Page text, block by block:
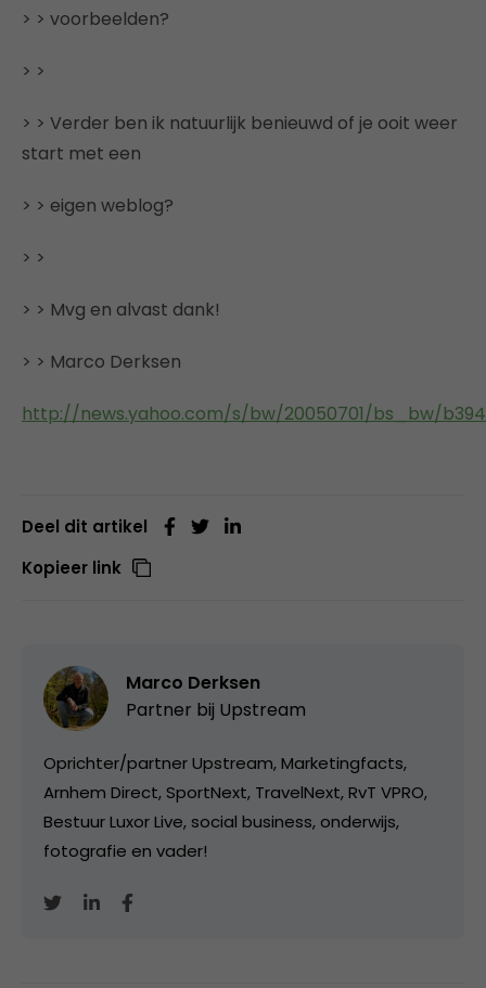
> > voorbeelden?
> >
> > Verder ben ik natuurlijk benieuwd of je ooit weer
start met een
> > eigen weblog?
> >
> > Mvg en alvast dank!
> > Marco Derksen
http://news.yahoo.com/s/bw/20050701/bs_bw/
Deel dit artikel
Kopieer link
Marco Derksen
Partner bij Upstream
Oprichter/partner Upstream, Marketingfacts,
Arnhem Direct, SportNext, TravelNext, RvT VPRO,
Bestuur Luxor Live, social business, onderwijs,
fotografie en vader!